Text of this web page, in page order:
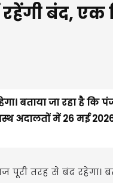
बंद, एक
बताया जा रहा है कि
अदालतों में 26 मई
तरह से बंद रहेगा।